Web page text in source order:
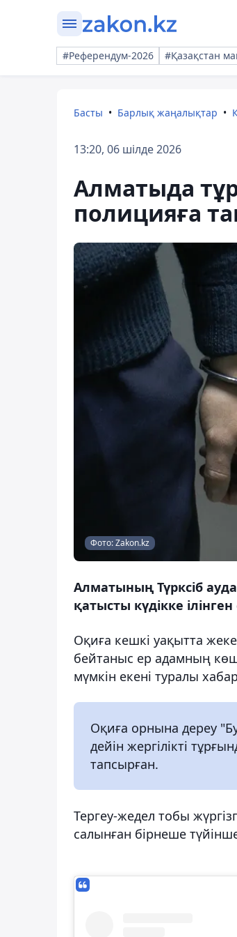
#Референдум-2026 #Қазақстан
Басты Барлық жаңалықтар
13:20, 06 шілде 2026
Алматыда
полицияға
Фото: Zakon.kz
Алматының Түрксіб
қатысты күдікке
Оқиға кешкі уақытта
бейтаныс ер адамның
мүмкін екені туралы
Оқиға орнына дереу
дейін жергілікті
тапсырған.
Тергеу-жедел тобы
салынған бірнеше